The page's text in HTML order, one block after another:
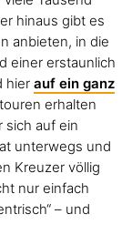
hinaus gibt es
anbieten, in die
einer erstaunlich
hier auf ein ganz
erhalten
sich auf ein
unterwegs und
Kreuzer völlig
nur einfach
– und